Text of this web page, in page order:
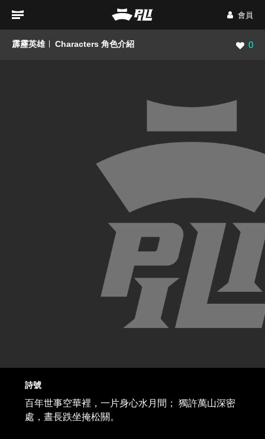
會員
霹靂英雄 Characters 角色介紹 瀏覽
0
詩號
百年世事空華裡，一片身心水月間； 獨許萬山深密
處，晝長跌坐掩松關。